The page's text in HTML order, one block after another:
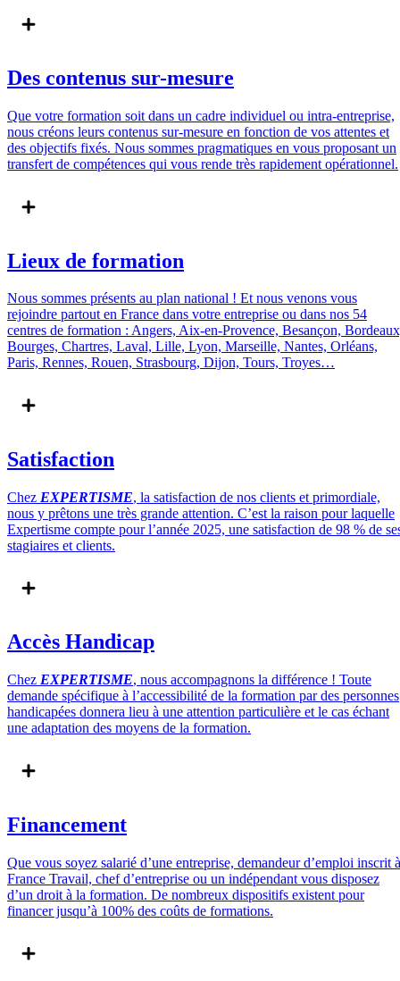
Des contenus sur-mesure
Que votre formation soit dans un cadre individuel ou intra-entreprise,
nous créons leurs contenus sur-mesure en fonction de vos attentes et
des objectifs fixés. Nous sommes pragmatiques en vous proposant un
transfert de compétences qui vous rende très rapidement opérationnel.
Lieux de formation
Nous sommes présents au plan national ! Et nous venons vous
rejoindre partout en France dans votre entreprise ou dans nos 54
centres de formation : Angers, Aix-en-Provence, Besançon,
Bourges, Chartres, Laval, Lille, Lyon, Marseille, Nantes, Orléans,
Paris, Rennes, Rouen, Strasbourg, Dijon, Tours, Troyes…
Satisfaction
Chez EXPERTISME, la satisfaction de nos clients et primordiale,
nous y prêtons une très grande attention. C’est la raison pour laquelle
Expertisme compte pour l’année 2025, une satisfaction de 98 % de
stagiaires et clients.
Accès Handicap
Chez EXPERTISME, nous accompagnons la différence ! Toute
demande spécifique à l’accessibilité de la formation par des personnes
handicapées donnera lieu à une attention particulière et le cas échant
une adaptation des moyens de la formation.
Financement
Que vous soyez salarié d’une entreprise, demandeur d’emploi inscrit à
France Travail, chef d’entreprise ou un indépendant vous disposez
d’un droit à la formation. De nombreux dispositifs existent pour
financer jusqu’à 100% des coûts de formations.